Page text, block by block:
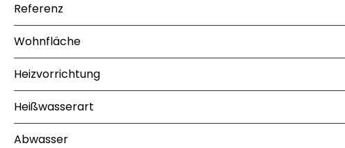
Referenz
Wohnfläche
Heizvorrichtung
Heißwasserart
Abwasser